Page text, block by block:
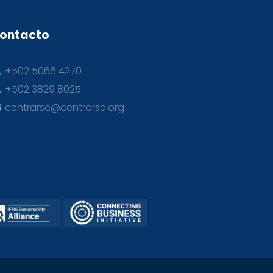
+502 5066 4270
+502 3829 8025
centrarse@centrarse.org